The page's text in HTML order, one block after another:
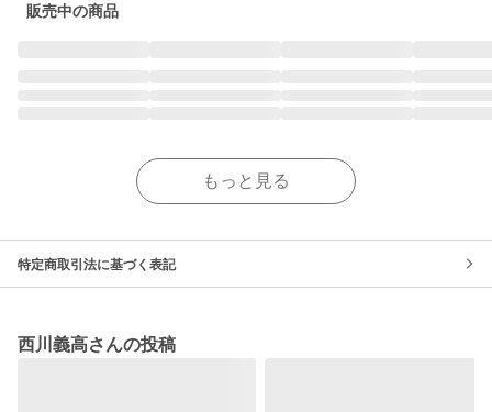
販売中の商品
もっと見る
特定商取引法に基づく表記
西川義高さんの投稿